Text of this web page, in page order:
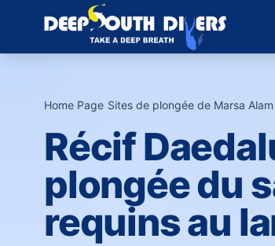
Home Page›Sites de plongée de Marsa Alam
Récif
plongée du
requins au